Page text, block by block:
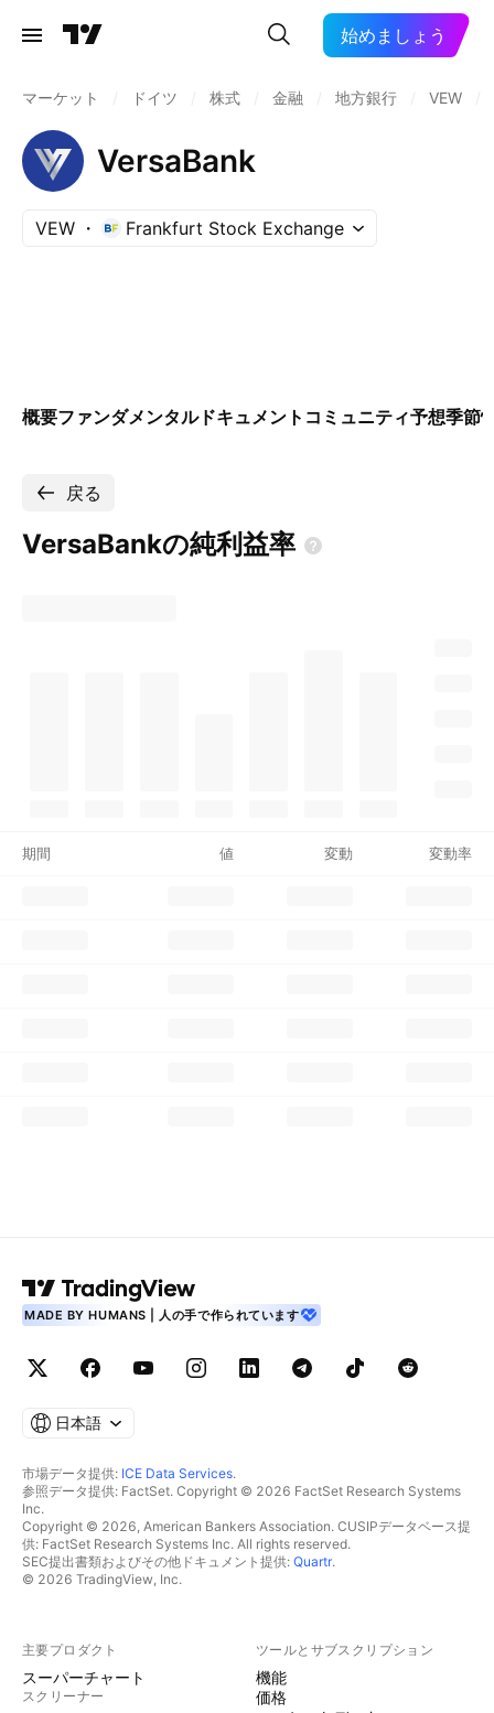
始めましょう
マーケット ドイツ 株式 金融 地方銀行 VEW
VersaBank
VEW Frankfurt Stock Exchange
概要ファンダメンタルドキュメント コミュニティ予想季節
戻る
VersaBankの純利益率
期間 値 変動 変動率
MADE BY HUMANS | 人の手で作られています
日本語
市場データ提供: ICE Data Services.
参照データ提供: FactSet. Copyright © 2026 FactSet Research Systems
Inc.
Copyright © 2026, American Bankers Association. CUSIPデータベース提
供: FactSet Research Systems Inc. All rights reserved.
SEC提出書類およびその他ドキュメント提供: Quartr.
© 2026 TradingView, Inc.
主要プロダクト
スーパーチャート
スクリーナー
ツールとサブスクリプション
機能
価格